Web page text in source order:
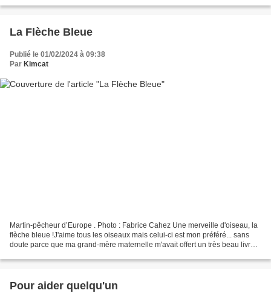
La Flèche Bleue
Publié le 01/02/2024 à 09:38
Par Kimcat
Martin-pêcheur d’Europe . Photo : Fabrice Cahez Une merveille d'oiseau, la
flèche bleue !J'aime tous les oiseaux mais celui-ci est mon préféré... sans
doute parce que ma grand-mère maternelle m'avait offert un très beau livre
Pour aider quelqu'un